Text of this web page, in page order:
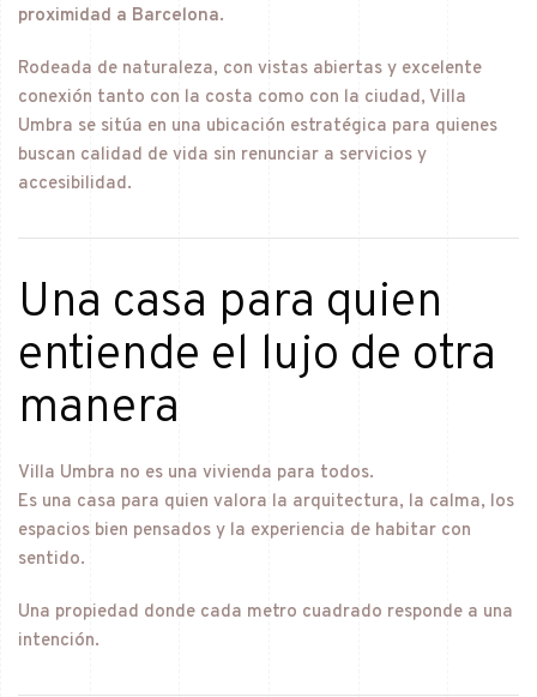
proximidad a Barcelona.
Rodeada de naturaleza, con vistas abiertas y excelente
conexión tanto con la costa como con la ciudad, Villa
Umbra se sitúa en una ubicación estratégica para quienes
buscan calidad de vida sin renunciar a servicios y
accesibilidad.
Una casa para quien
entiende el lujo de otra
manera
Villa Umbra no es una vivienda para todos.
Es una casa para quien valora la arquitectura, la calma, los
espacios bien pensados y la experiencia de habitar con
sentido.
Una propiedad donde cada metro cuadrado responde a una
intención.